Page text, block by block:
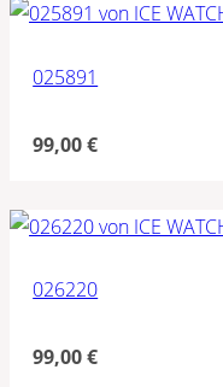
025891
99,00€
026220
99,00€